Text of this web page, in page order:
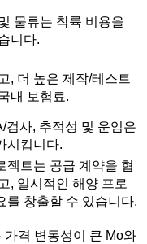
물류는 착륙 비용을
니다.
, 더 높은 제작/테스트
내 보험료.
검사, 추적성 및 운임은
시킵니다.
젝트는 공급 계약을 협
, 일시적인 해양 프로
를 창출할 수 있습니다.
가격 변동성이 큰 Mo와